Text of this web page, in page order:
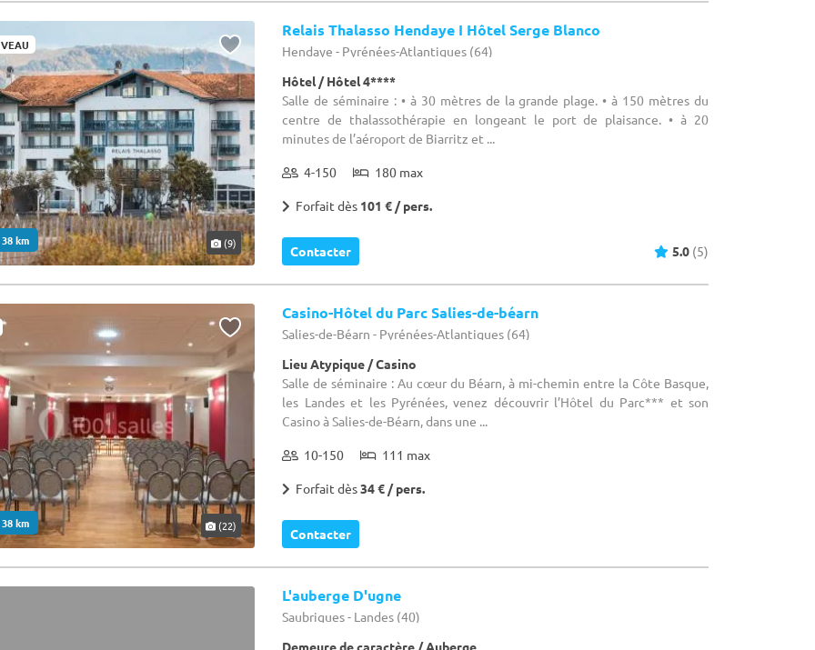
km (9)
Relais Thalasso Hendaye I Hôtel Serge Blanco
Hendaye - Pyrénées-Atlantiques (64)
Hôtel / Hôtel 4****
Salle de séminaire : • à 30 mètres de la grande plage. • à 150 mètres du
centre de thalassothérapie en longeant le port de plaisance. • à 20
minutes de l’aéroport de Biarritz et ...
4-150 180 max
Forfait dès 101 € / pers.
Contacter 5.0 (5)
km (22)
Casino-Hôtel du Parc Salies-de-béarn
Salies-de-Béarn - Pyrénées-Atlantiques (64)
Lieu Atypique / Casino
Salle de séminaire : Au cœur du Béarn, à mi-chemin entre la Côte Basque,
les Landes et les Pyrénées, venez découvrir l’Hôtel du Parc*** et son
Casino à Salies-de-Béarn, dans une ...
10-150 111 max
Forfait dès34 € / pers.
Contacter
L'auberge D'ugne
Saubrigues - Landes (40)
Demeure de caractère / Auberge